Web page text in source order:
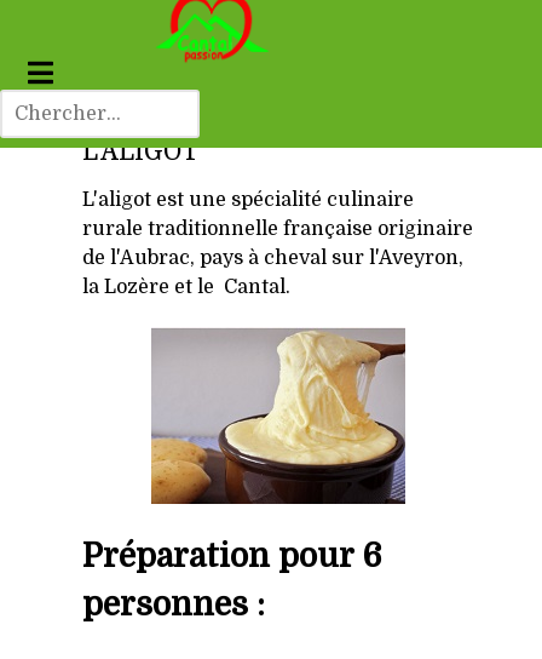
L'ALIGOT
L'aligot est une spécialité culinaire
rurale traditionnelle française originaire
de l'Aubrac, pays à cheval sur l'Aveyron,
la Lozère et le Cantal.
Préparation pour 6
personnes :